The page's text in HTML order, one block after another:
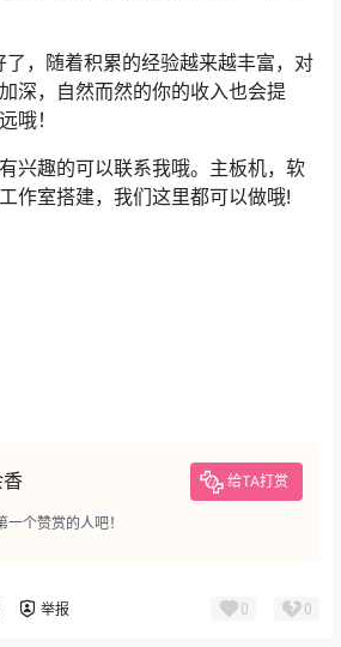
了，随着积累的经验越来越丰富，对
深，自然而然的你的收入也会提
哦！
兴趣的可以联系我哦。主板机，软
作室搭建，我们这里都可以做哦!
给TA打赏
个赞赏的人吧！
举报 0 0